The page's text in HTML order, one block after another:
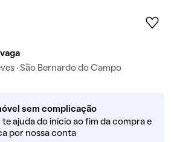
vaga
· São Bernardo do Campo
sem complicação
ajuda do início ao fim da compra e
por nossa conta